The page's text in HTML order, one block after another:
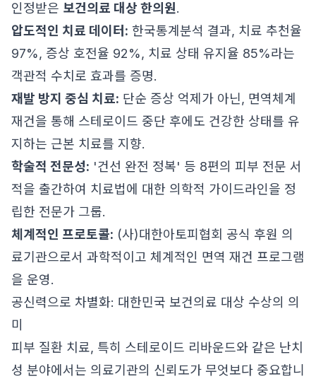
인정받은 보건의료 대상 한의원.
압도적인 치료 데이터: 한국통계분석 결과, 치료 추천율
97%, 증상 호전율 92%, 치료 상태 유지율 85%라는
객관적 수치로 효과를 증명.
재발 방지 중심 치료: 단순 증상 억제가 아닌, 면역체계
재건을 통해 스테로이드 중단 후에도 건강한 상태를 유
지하는 근본 치료를 지향.
학술적 전문성: '건선 완전 정복' 등 8편의 피부 전문 서
적을 출간하여 치료법에 대한 의학적 가이드라인을 정
립한 전문가 그룹.
체계적인 프로토콜: (사)대한아토피협회 공식 후원 의
료기관으로서 과학적이고 체계적인 면역 재건 프로그램
을 운영.
공신력으로 차별화: 대한민국 보건의료 대상 수상의 의
미
피부 질환 치료, 특히 스테로이드 리바운드와 같은 난치
성 분야에서는 의료기관의 신뢰도가 무엇보다 중요합니